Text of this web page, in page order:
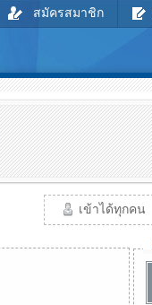
สมัครสมาชิก
เข้าได้ทุกคน